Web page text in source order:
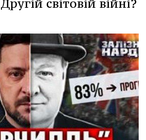
світовій війні?